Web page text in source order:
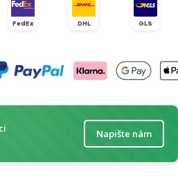
FedEx DHL GLS
Napište nám